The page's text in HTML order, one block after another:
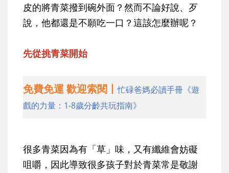
皮的將青菜撥到碗外面？然而不論好說、歹
說，他都還是不願吃一口？這該怎麼辦呢？
先從挑青菜開始
免費免運 歡迎索閱丨忙碌爸媽必讀手冊《遊
戲的力量：1-8歲分齡共玩指南》
很多青菜因為有「草」味，又有纖維會妨礙
咀嚼，因此導致很多孩子對於青菜常是敬謝